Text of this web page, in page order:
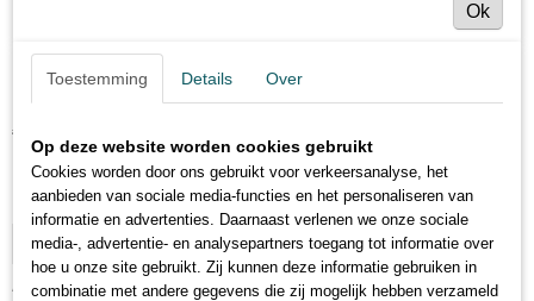
Blok - 1,8cm dik
€ 8,95
Levertijd 3 tot 5 dagen
Maat:
Aantal
Ok
Toestemming Details Over
Op deze website worden cookies gebruikt
Cookies worden door ons gebruikt voor verkeersanalyse, het
aanbieden van sociale media-functies en het personaliseren van
informatie en advertenties. Daarnaast verlenen we onze sociale
media-, advertentie- en analysepartners toegang tot informatie over
hoe u onze site gebruikt. Zij kunnen deze informatie gebruiken in
combinatie met andere gegevens die zij mogelijk hebben verzameld